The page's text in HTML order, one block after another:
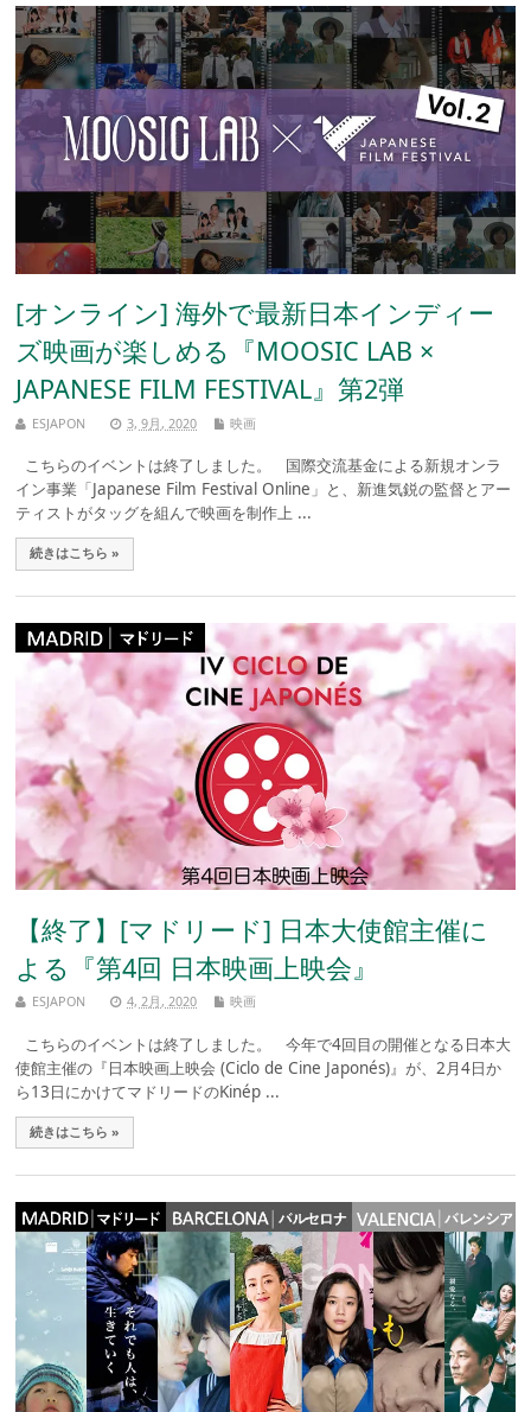
[オンライン] 海外で最新日本インディー
ズ映画が楽しめる『MOOSIC LAB ×
JAPANESE FILM FESTIVAL』第2弾
ESJAPON 3, 9月, 2020 映画
こちらのイベントは終了しました。 国際交流基金による新規オンラ
イン事業「Japanese Film Festival Online」と、新進気鋭の監督とアー
ティストがタッグを組んで映画を制作上 ...
続きはこちら »
【終了】[マドリード] 日本大使館主催に
よる『第4回 日本映画上映会』
ESJAPON 4, 2月, 2020 映画
こちらのイベントは終了しました。 今年で4回目の開催となる日本大
使館主催の『日本映画上映会 (Ciclo de Cine Japonés)』が、2月4日か
ら13日にかけてマドリードのKinép ...
続きはこちら »